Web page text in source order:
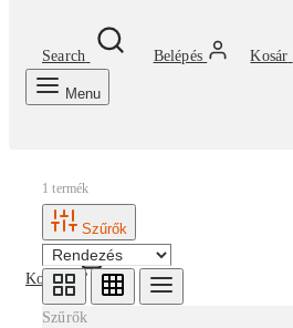
Search Belépés Kosár
Menu
Kosár 0
1 termék
Szűrők
Szűrők